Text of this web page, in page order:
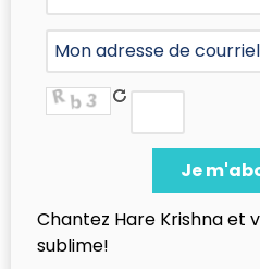
Chantez Hare Krishna et
sublime!